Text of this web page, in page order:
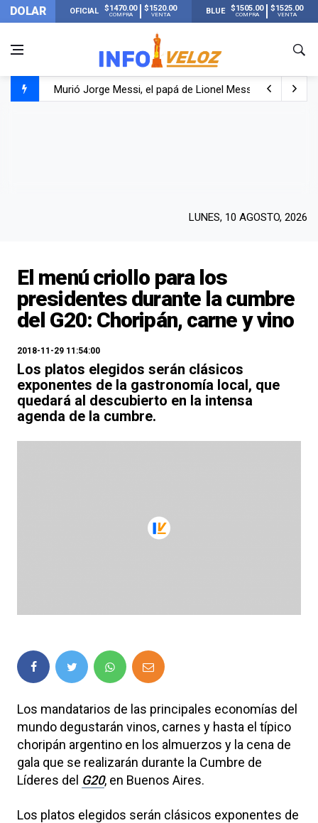
DOLAR OFICIAL $1470.00
COMPRA
$1520.00
VENTA BLUE $1505.00
COMPRA
$1525.00
VENTA
Murió Jorge Messi, el papá de Lionel Messi
LUNES, 10 AGOSTO, 2026
El menú criollo para los
presidentes durante la cumbre
del G20: Choripán, carne y vino
2018-11-29 11:54:00
Los platos elegidos serán clásicos
exponentes de la gastronomía local, que
quedará al descubierto en la intensa
agenda de la cumbre.
Los mandatarios de las principales economías del
mundo degustarán vinos, carnes y hasta el típico
choripán argentino en los almuerzos y la cena de
gala que se realizarán durante la Cumbre de
Líderes del G20, en Buenos Aires.
Los platos elegidos serán clásicos exponentes de